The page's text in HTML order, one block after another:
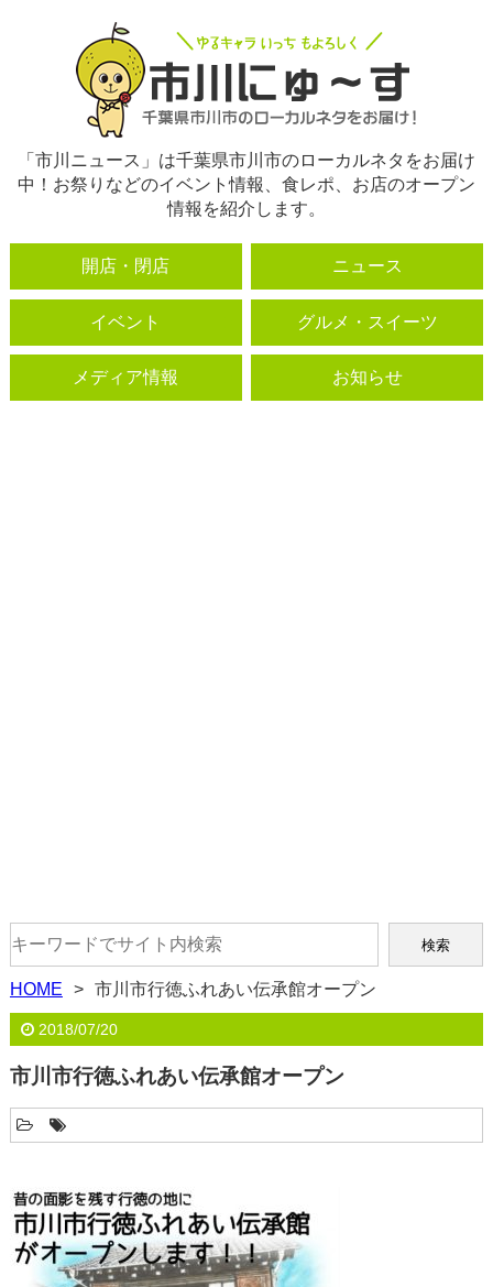
「市川ニュース」は千葉県市川市のローカルネタをお届け
中！お祭りなどのイベント情報、食レポ、お店のオープン
情報を紹介します。
開店・閉店 ニュース
イベント グルメ・スイーツ
メディア情報 お知らせ
HOME 市川市行徳ふれあい伝承館オープン
2018/07/20
市川市行徳ふれあい伝承館オープン